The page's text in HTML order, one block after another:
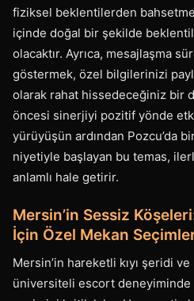
fiziksel beklentilerden
içinde doğal bir şekilde
olacaktır. Ayrıca, mesajlaşma
göstermek, özel bilgilerinizi
olarak rahat hissedeceğiniz bir
öncesi sinerjiyi pozitif yönde
yürüyüşün ardından Pozcu’da
niyetiyle başlayan bu temas,
anlamlı hale getirir.
Mersin’in Sessiz
İçin Özel Mekan
Mersin’in hareketli kıyı şeridi ve
üniversiteli escort deneyiminde